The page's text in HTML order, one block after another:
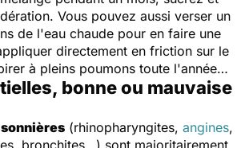
Vous pouvez aussi verser un
de l'eau chaude pour en faire une
directement en friction sur le
à pleins poumons toute l'année…
bonne ou mauvaise
(rhinopharyngites, angines,
bronchites…) sont majoritairement